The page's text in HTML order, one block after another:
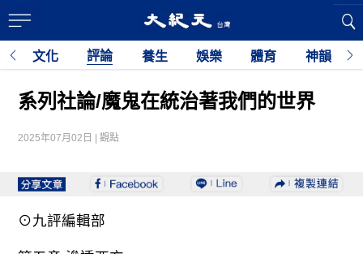
文化 評論 養生 娛樂 體育 神韻 利
系列社論/魔鬼在統治著我們的世界
2025年07月02日 | 觀點
⊙九評編輯部